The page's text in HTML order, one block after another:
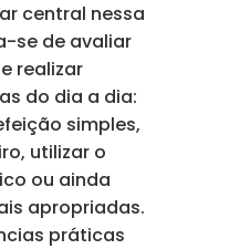
central nessa
se de avaliar
realizar
do dia a dia:
simples,
utilizar o
ou ainda
apropriadas.
práticas